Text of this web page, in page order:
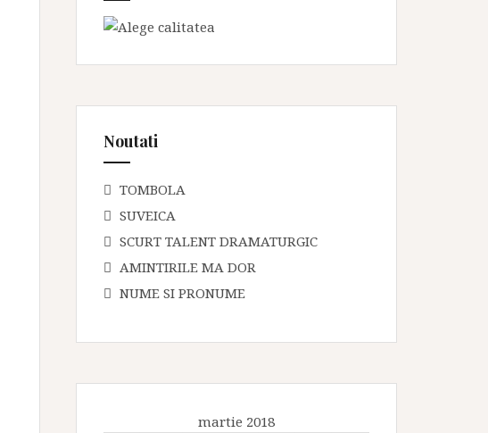
Noutati
TOMBOLA
SUVEICA
SCURT TALENT DRAMATURGIC
AMINTIRILE MA DOR
NUME SI PRONUME
martie 2018